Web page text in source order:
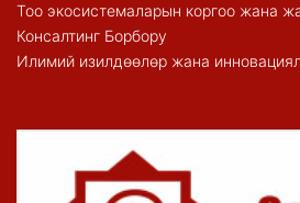
Тоо экосистемаларын коргоо жана
Консалтинг Борбору
Илимий изилдөөлөр жана